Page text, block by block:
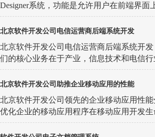
Designer系统，功能是允许用户在前端界面
北京软件开发公司电信运营商后端系统开发
北京软件开发公司电信运营商后端系统开
们的核心业务在于产业，信息技术和电信行
北京软件开发公司助推企业移动应用的性能
北京软件开发公司领先的企业移动应用性
优化企业的移动应用程序在移动应用开发